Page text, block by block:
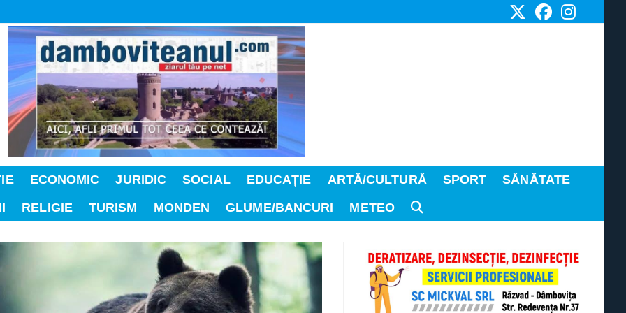
ECONOMIC JURIDIC SOCIAL EDUCAȚIE ARTĂ/CULTURĂ SPORT
SĂNĂTATE
RELIGIE TURISM MONDEN GLUME/BANCURI METEO TOGGLE
SEARCH